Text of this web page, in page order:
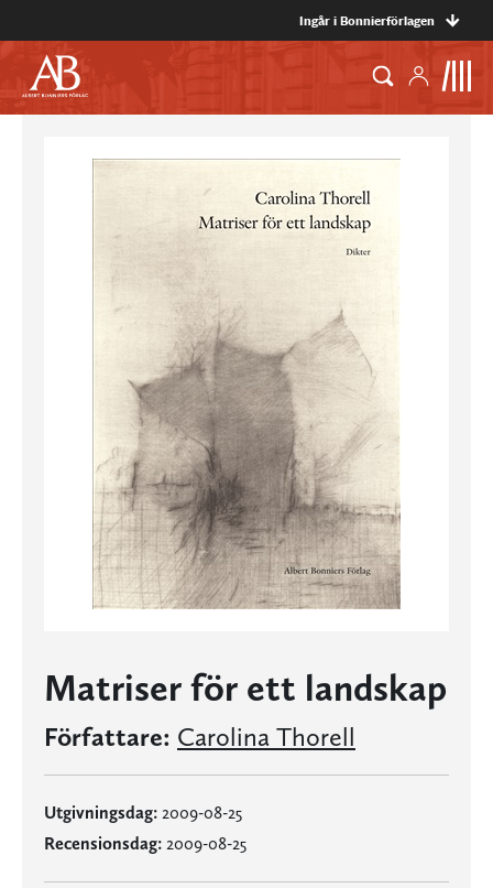
Ingår i Bonnierförlagen
Matriser för ett landskap
Författare: Carolina Thorell
Utgivningsdag: 2009-08-25
Recensionsdag: 2009-08-25